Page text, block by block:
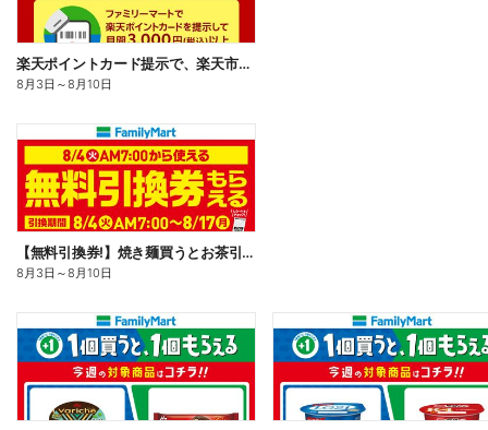
楽天ポイントカード提示で、楽天市場でのお買い物がおトクに!
8月3日 ～8月10日
【無料引換券!】焼き麺買うとお茶引換券貰える!
8月3日 ～8月10日